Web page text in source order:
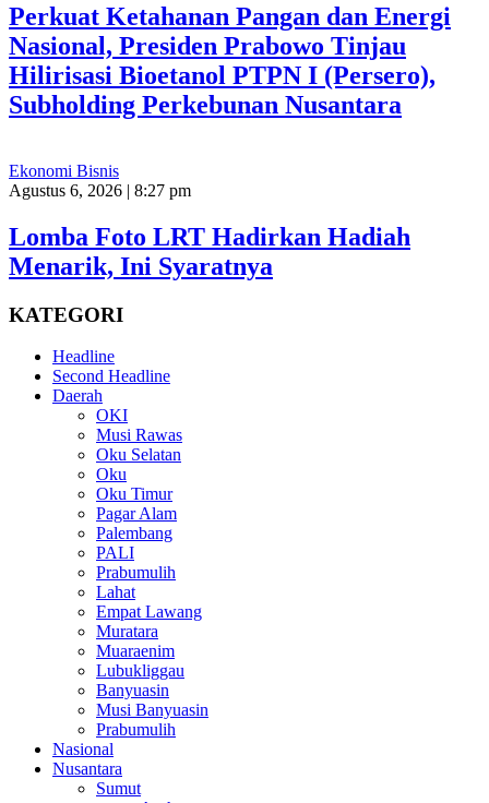
Perkuat Ketahanan Pangan dan Energi
Nasional, Presiden Prabowo Tinjau
Hilirisasi Bioetanol PTPN I (Persero),
Subholding Perkebunan Nusantara
Ekonomi Bisnis
Agustus 6, 2026 | 8:27 pm
Lomba Foto LRT Hadirkan Hadiah
Menarik, Ini Syaratnya
KATEGORI
Headline
Second Headline
Daerah
OKI
Musi Rawas
Oku Selatan
Oku
Oku Timur
Pagar Alam
Palembang
PALI
Prabumulih
Lahat
Empat Lawang
Muratara
Muaraenim
Lubukliggau
Banyuasin
Musi Banyuasin
Prabumulih
Nasional
Nusantara
Sumut